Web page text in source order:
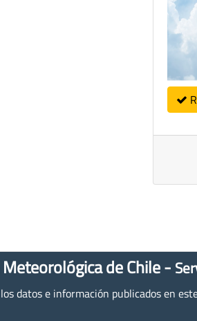
de Chile -
datos e información publicados en